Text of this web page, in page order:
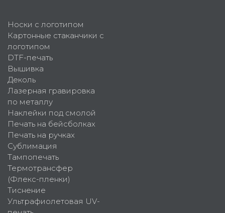
Носки с логотипом
Картонные стаканчики с
логотипом
DTF-печать
Вышивка
Деколь
Лазерная гравировка
по металлу
Наклейки под смолой
Печать на бейсболках
Печать на ручках
Сублимация
Тампопечать
Термотрансфер
(Флекс-пленки)
Тиснение
Ультрафиолетовая UV-